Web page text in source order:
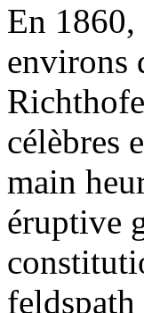
En 1860,
environs
célèbres
main
éruptive